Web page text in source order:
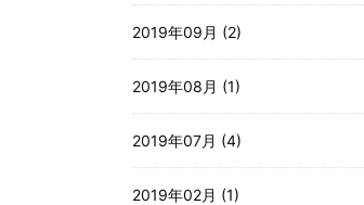
2019年09月 (2)
2019年08月 (1)
2019年07月 (4)
2019年02月 (1)